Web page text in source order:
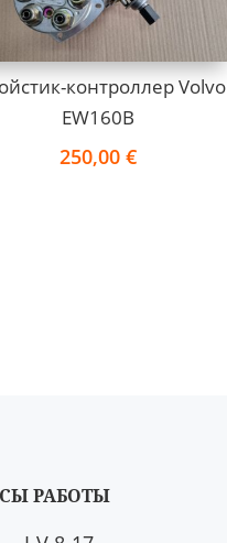
контроллер Volvo
EW160B
250,00€
РАБОТЫ